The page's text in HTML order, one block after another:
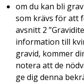
om du kan bli
som krävs för att
avsnitt 2
information till
gravid, kommer
notera att de
ge dig denna